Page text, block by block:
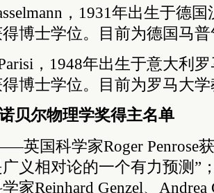
，1931年出生于德
博士学位。目前为德国马
，1948年出生于意大利
博士学位。目前为罗马大
贝尔物理学奖得主名单
英国科学家Roger Penrose
义相对论的一个有力预测”
家Reinhard Genzel、